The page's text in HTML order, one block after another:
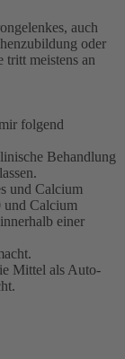
auch
oder
tritt meistens an
folgend
Behandlung
und Calcium
und Calcium
einer
Mittel als Auto-